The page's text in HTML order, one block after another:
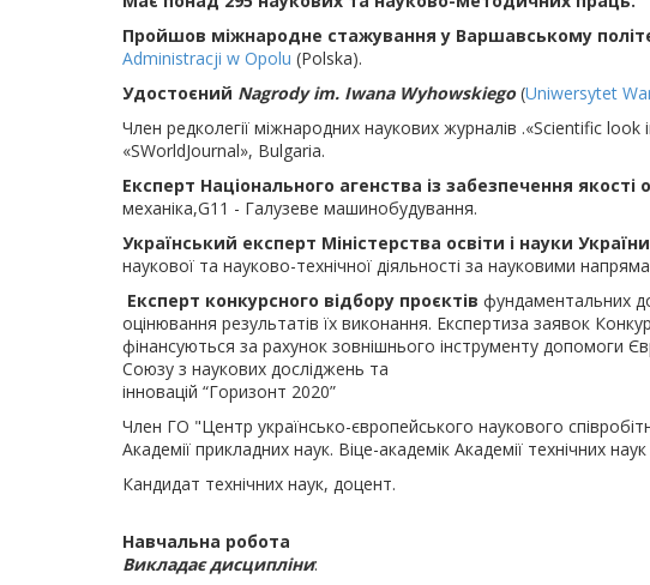
Пройшов міжнародне стажування у Варшавському
Administracji w Opolu (Polska).
Удостоєний Nagrody im. Iwana Wyhowskiego(Uniwersytet
Член редколегії міжнародних наукових журналів .«Scientific
«SWorldJournal», Bulgaria.
Експерт Національного агенства із забезпечення якості
механіка,G11 - Галузеве машинобудування.
Український експерт Міністерства освіти і науки України
наукової та науково-технічної діяльності за науковими
Експерт конкурсного відбору проєктів фундаментальних
оцінювання результатів їх виконання. Експертиза заявок
фінансуються за рахунок зовнішнього інструменту допомоги
Союзу з наукових досліджень та
інновацій “Горизонт 2020”
Член ГО "Центр українсько-європейського наукового
Академії прикладних наук. Віце-академік Академії технічних
Кандидат технічних наук, доцент.
Навчальна робота
Викладає дисципліни: